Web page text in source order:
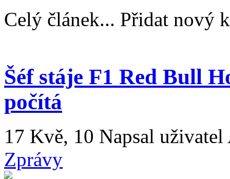
Celý článek... Přidat nový
Šéf stáje F1 Red Bull
počítá
17 Kvě, 10 Napsal
Zprávy